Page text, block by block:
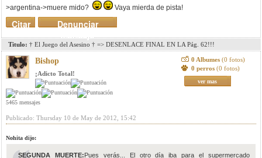
>argentina->muere mido?
Vaya mierda de pista!
Denunciar
mensaje
Citar
Titulo: † El Juego del Asesino † => DESENLACE FINAL EN LA Pág. 62!!!
Bishop
¡Adicto Total!
5465 mensajes
0 Albumes (0 fotos)
0 perros (0 fotos)
ver mas
Publicado: Thursday 10 de May de 2012, 15:42
Nohita dijo:
SEGUNDA MUERTE:Pues verás... El otro día iba para el supermercado